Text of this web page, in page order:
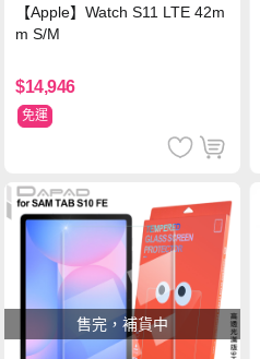
【Apple】Watch S11 LTE 42m
m S/M
$14,946
免運
售完，補貨中